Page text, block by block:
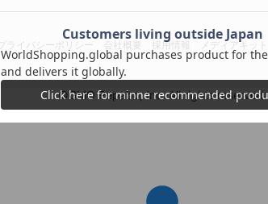
プライバシーポリシー 会社概要 採用情報 メディアキット
©GMO Pepabo, Inc. All rights reserved.